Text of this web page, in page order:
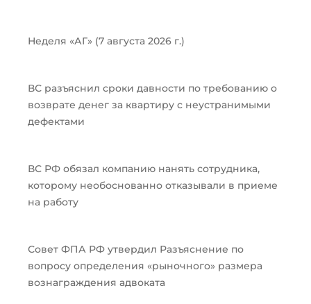
Неделя «АГ» (7 августа 2026 г.)
ВС разъяснил сроки давности по требованию о
возврате денег за квартиру с неустранимыми
дефектами
ВС РФ обязал компанию нанять сотрудника,
которому необоснованно отказывали в приеме
на работу
Совет ФПА РФ утвердил Разъяснение по
вопросу определения «рыночного» размера
вознаграждения адвоката